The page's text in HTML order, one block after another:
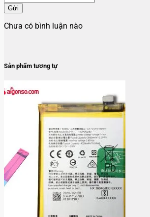
Gửi
Chưa có bình luận nào
Sản phẩm tương tự